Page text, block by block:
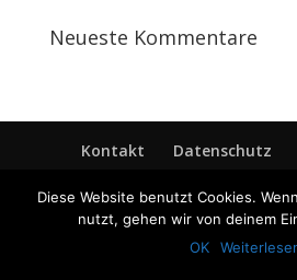
Neueste Kommentare
Kontakt Datenschutz
Diese Website benutzt Cookies.
nutzt, gehen wir von deinem
OK